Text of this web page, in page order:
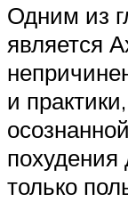
Одним из
является
и
похудения
только